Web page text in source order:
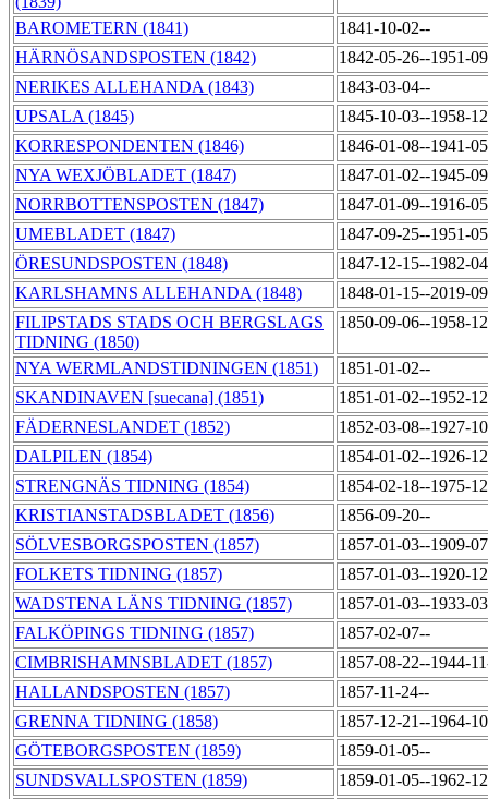
BAROMETERN (1841)
1841-10-02--
HÄRNÖSANDSPOSTEN (1842)
1842-05-26--1951-
NERIKES ALLEHANDA (1843)
1843-03-04--
UPSALA (1845)
1845-10-03--1958-
KORRESPONDENTEN (1846)
1846-01-08--1941-
NYA WEXJÖBLADET (1847)
1847-01-02--1945-
NORRBOTTENSPOSTEN (1847)
1847-01-09--1916-
UMEBLADET (1847)
1847-09-25--1951-
ÖRESUNDSPOSTEN (1848)
1847-12-15--1982-
KARLSHAMNS ALLEHANDA (1848)
1848-01-15--2019-
FILIPSTADS STADS OCH BERGSLAGS
TIDNING (1850)
1850-09-06--1958-
NYA WERMLANDSTIDNINGEN (1851)
1851-01-02--
SKANDINAVEN [suecana] (1851)
1851-01-02--1952-
FÄDERNESLANDET (1852)
1852-03-08--1927-
DALPILEN (1854)
1854-01-02--1926-
STRENGNÄS TIDNING (1854)
1854-02-18--1975-
KRISTIANSTADSBLADET (1856)
1856-09-20--
SÖLVESBORGSPOSTEN (1857)
1857-01-03--1909-
FOLKETS TIDNING (1857)
1857-01-03--1920-
WADSTENA LÄNS TIDNING (1857)
1857-01-03--1933-
FALKÖPINGS TIDNING (1857)
1857-02-07--
CIMBRISHAMNSBLADET (1857)
1857-08-22--1944-
HALLANDSPOSTEN (1857)
1857-11-24--
GRENNA TIDNING (1858)
1857-12-21--1964-
GÖTEBORGSPOSTEN (1859)
1859-01-05--
SUNDSVALLSPOSTEN (1859)
1859-01-05--1962-